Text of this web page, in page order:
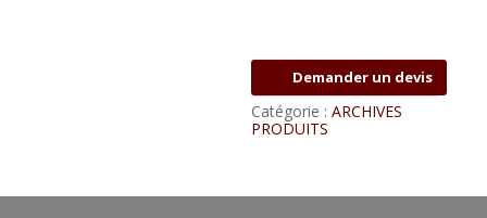
Demander un devis
Catégorie :ARCHIVES
PRODUITS